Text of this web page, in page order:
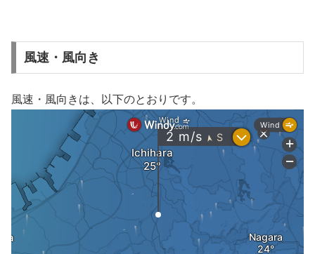
風速・風向き
風速・風向きは、以下のとおりです。